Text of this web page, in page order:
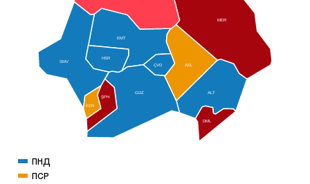
ALT
EMT
GDZ
MER
SMV
ASL
DML
HSR
ŞPH
ÇVD
PZR
ПНД
ПСР